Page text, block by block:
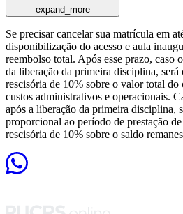
expand_more
Se precisar cancelar sua matrícula em
disponibilização do acesso e aula
reembolso total. Após esse prazo, caso
da liberação da primeira disciplina, será
rescisória de 10% sobre o valor total do
custos administrativos e operacionais.
após a liberação da primeira disciplina,
proporcional ao período de prestação
rescisória de 10% sobre o saldo